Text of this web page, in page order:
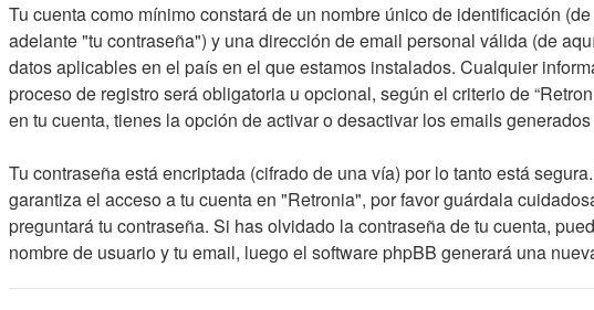
Tu cuenta como mínimo constará de un nombre único de identificación
adelante "tu contraseña") y una dirección de email personal válida (de
datos aplicables en el país en el que estamos instalados. Cualquier
proceso de registro será obligatoria u opcional, según el criterio de
en tu cuenta, tienes la opción de activar o desactivar los emails
Tu contraseña está encriptada (cifrado de una vía) por lo tanto está
garantiza el acceso a tu cuenta en "Retronia", por favor guárdala
preguntará tu contraseña. Si has olvidado la contraseña de tu cuenta,
nombre de usuario y tu email, luego el software phpBB generará una